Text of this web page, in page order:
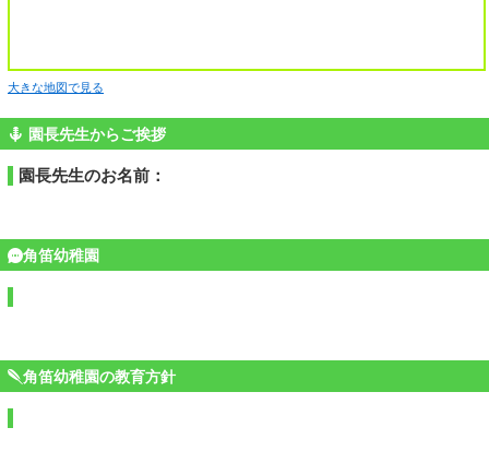
大きな地図で見る
園長先生からご挨拶
園長先生のお名前：
角笛幼稚園
角笛幼稚園の教育方針